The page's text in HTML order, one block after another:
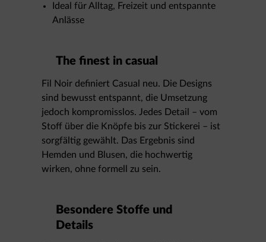
Ideal für Alltag, Freizeit und entspannte
Anlässe
The finest in casual
Fil Noir definiert Casual neu. Die Designs
sind bewusst entspannt, die Umsetzung
jedoch kompromisslos. Jedes Detail – vom
Stoff über die Knöpfe bis zur Stickerei – ist
sorgfältig gewählt. Das Ergebnis sind
Hemden und Blusen, die hochwertig
wirken, ohne formell zu sein.
Besondere Stoffe und
Details